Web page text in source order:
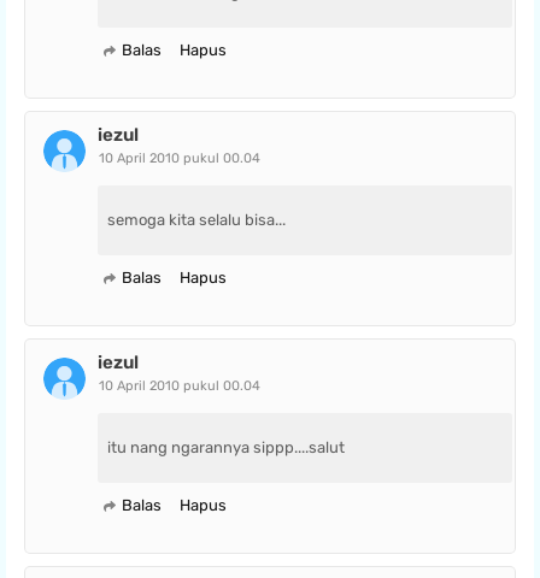
Balas Hapus
iezul
10 April 2010 pukul 00.04
semoga kita selalu bisa...
Balas Hapus
iezul
10 April 2010 pukul 00.04
itu nang ngarannya sippp....salut
Balas Hapus